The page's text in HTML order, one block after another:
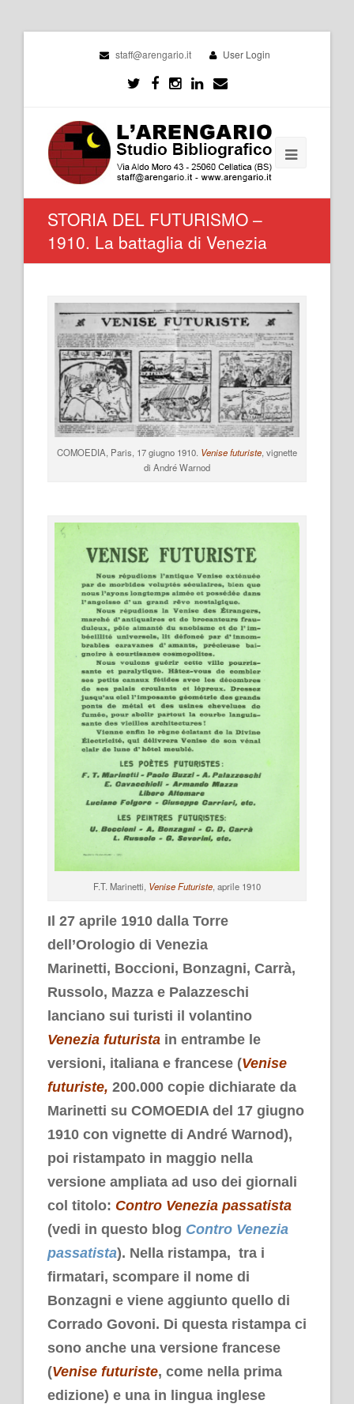
staff@arengario.it User Login
STORIA DEL FUTURISMO –
1910. La battaglia di Venezia
COMOEDIA, Paris, 17 giugno 1910. Venise futuriste, vignette
di André Warnod
F.T. Marinetti, Venise Futuriste, aprile 1910
Il 27 aprile 1910 dalla Torre
dell’Orologio di Venezia
Marinetti, Boccioni, Bonzagni, Carrà,
Russolo, Mazza e Palazzeschi
lanciano sui turisti il volantino
Venezia futurista in entrambe le
versioni, italiana e francese (Venise
futuriste, 200.000 copie dichiarate da
Marinetti su COMOEDIA del 17 giugno
1910 con vignette di André Warnod),
poi ristampato in maggio nella
versione ampliata ad uso dei giornali
col titolo: Contro Venezia passatista
(vedi in questo blog Contro Venezia
passatista). Nella ristampa, tra i
firmatari, scompare il nome di
Bonzagni e viene aggiunto quello di
Corrado Govoni. Di questa ristampa ci
sono anche una versione francese
(Venise futuriste, come nella prima
edizione) e una in lingua inglese